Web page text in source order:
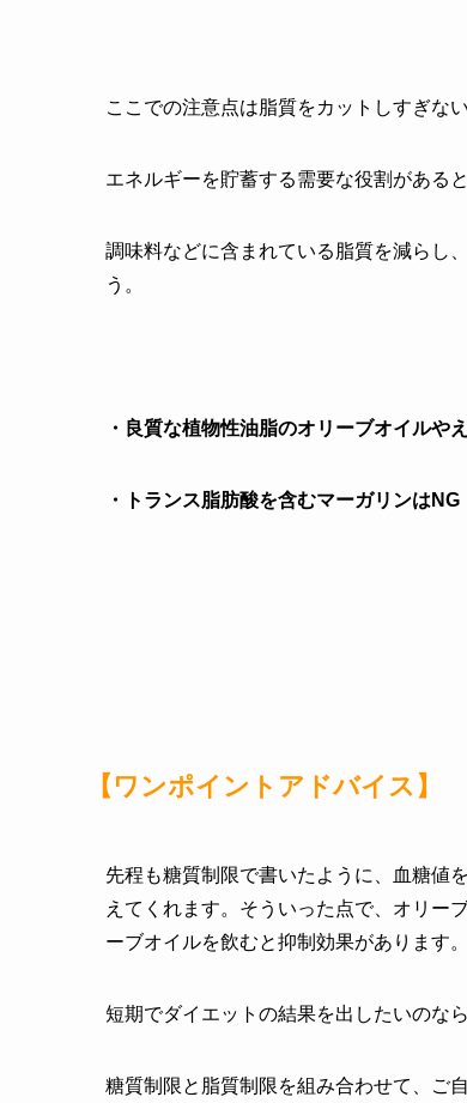
ここでの注意点は脂質をカットしすぎな
エネルギーを貯蓄する需要な役割がある
調味料などに含まれている脂質を減らし
う。
・良質な植物性油脂のオリーブオイルや
・トランス脂肪酸を含むマーガリンはNG
【ワンポイントアドバイス】
先程も糖質制限で書いたように、血糖値
えてくれます。そういった点で、オリー
ーブオイルを飲むと抑制効果があります。
短期でダイエットの結果を出したいのなら
糖質制限と脂質制限を組み合わせて、ご